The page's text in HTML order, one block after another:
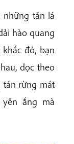
những tán lá
hào quang
đó, bạn
dọc theo
tán rừng mát
ắng mà